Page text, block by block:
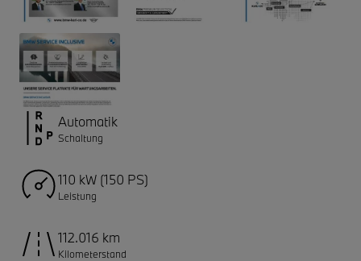
Automatik
Schaltung
110 kW (150 PS)
Leistung
112.016 km
Kilometerstand